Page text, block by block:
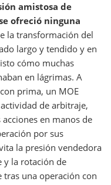
amistosa de
ofreció ninguna
la transformación del
largo y tendido y en
cómo muchas
en lágrimas. A
prima, un MOE
de arbitraje,
en manos de
por sus
la presión vendedora
y la rotación de
tras una operación con